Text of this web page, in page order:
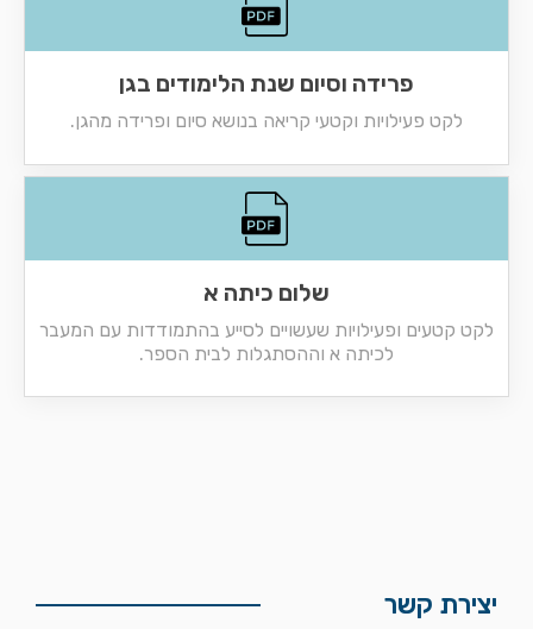
פרידה וסיום שנת הלימודים בגן
לקט פעילויות וקטעי קריאה בנושא סיום ופרידה מהגן.
שלום כיתה א
לקט קטעים ופעילויות שעשויים לסייע בהתמודדות עם המעבר
לכיתה א וההסתגלות לבית הספר.
יצירת קשר